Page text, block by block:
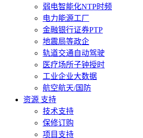
弱电智能化NTP时频
电力能源工厂
金融银行证券PTP
地震局等政企
轨道交通自动驾驶
医疗场所子钟授时
工业企业大数据
航空航天/国防
资源 支持
技术支持
保修订购
项目支持